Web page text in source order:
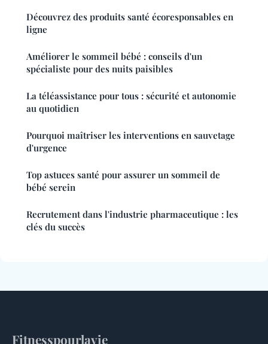
Découvrez des produits santé écoresponsables en
ligne
Améliorer le sommeil bébé : conseils d'un
spécialiste pour des nuits paisibles
La téléassistance pour tous : sécurité et autonomie
au quotidien
Pourquoi maîtriser les interventions en sauvetage
d'urgence
Top astuces santé pour assurer un sommeil de
bébé serein
Recrutement dans l'industrie pharmaceutique : les
clés du succès
Fitnesspourlavie